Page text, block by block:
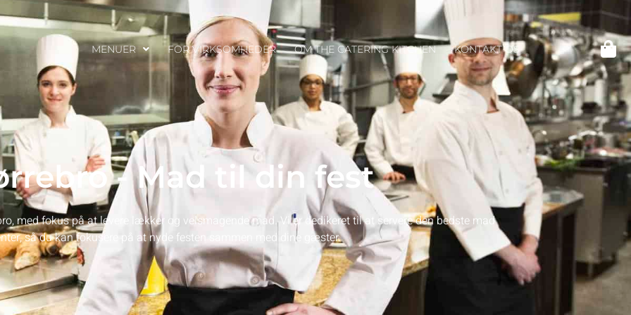
MENUER FOR VIRKSOMHEDER OM THE CATERING KITCHEN KONTAKT OS
- Mad til din fest
med fokus på at levere lækker og velsmagende mad. Vi er dedikeret til at servere den bedste mad
så du kan fokusere på at nyde festen sammen med dine gæster.